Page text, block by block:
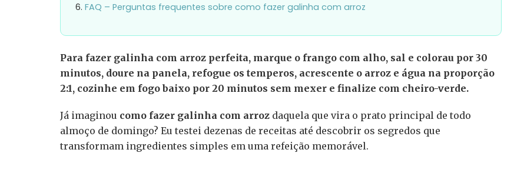
FAQ – Perguntas frequentes sobre como fazer galinha com arroz
Para fazer galinha com arroz perfeita, marque o frango com alho, sal e colorau por 30
minutos, doure na panela, refogue os temperos, acrescente o arroz e água na proporção
2:1, cozinhe em fogo baixo por 20 minutos sem mexer e finalize com cheiro-verde.
Já imaginou como fazer galinha com arroz daquela que vira o prato principal de todo
almoço de domingo? Eu testei dezenas de receitas até descobrir os segredos que
transformam ingredientes simples em uma refeição memorável.